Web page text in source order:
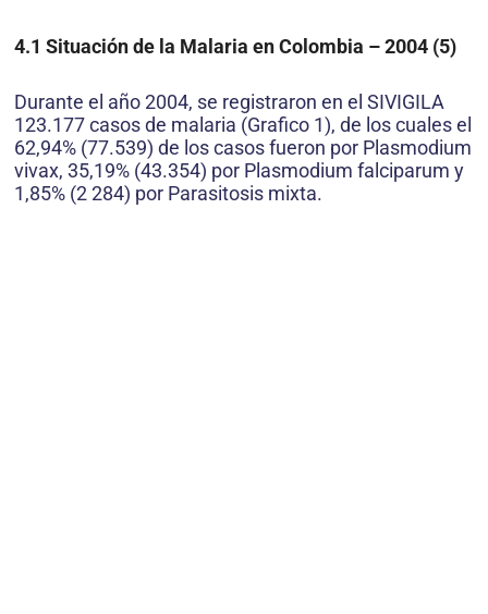
4.1 Situación de la Malaria en Colombia – 2004 (5)
Durante el año 2004, se registraron en el SIVIGILA
123.177 casos de malaria (Grafico 1), de los cuales el
62,94% (77.539) de los casos fueron por Plasmodium
vivax, 35,19% (43.354) por Plasmodium falciparum y
1,85% (2 284) por Parasitosis mixta.